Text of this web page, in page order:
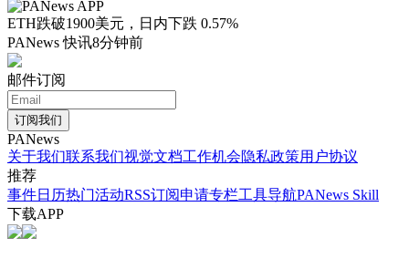
ETH跌破1900美元，日内下跌 0.57%
PANews 快讯8分钟前
邮件订阅
订阅我们
PANews
关于我们联系我们视觉文档工作机会隐私政策用户协议
推荐
事件日历热门活动RSS订阅申请专栏工具导航PANews Skill
下载APP